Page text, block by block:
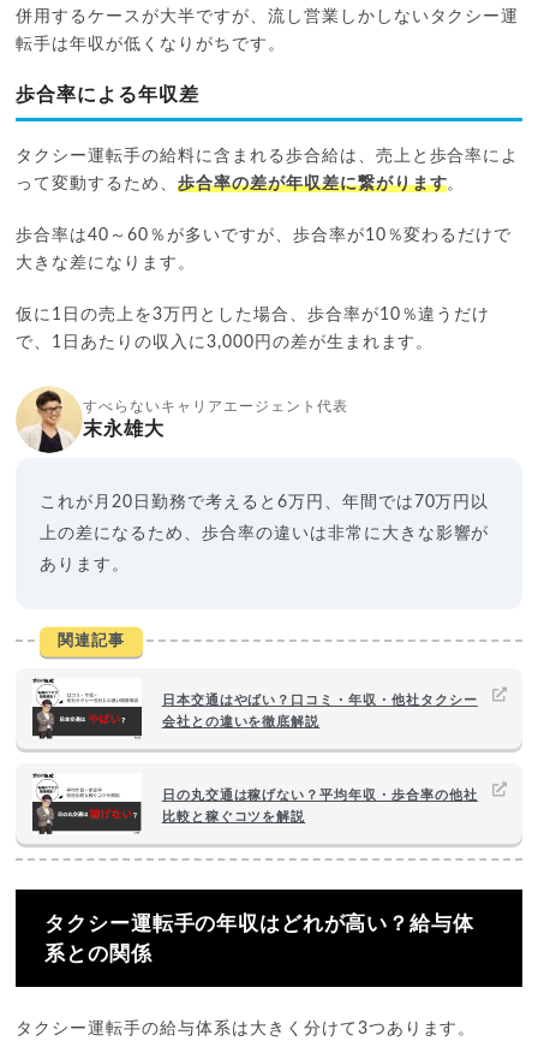
併用するケースが大半ですが、流し営業しかしないタクシー運
転手は年収が低くなりがちです。
歩合率による年収差
タクシー運転手の給料に含まれる歩合給は、売上と歩合率によ
って変動するため、歩合率の差が年収差に繋がります。
歩合率は40～60％が多いですが、歩合率が10％変わるだけで
大きな差になります。
仮に1日の売上を3万円とした場合、歩合率が10％違うだけ
で、1日あたりの収入に3,000円の差が生まれます。
すべらないキャリアエージェント代表
末永雄大
これが月20日勤務で考えると6万円、年間では70万円以
上の差になるため、歩合率の違いは非常に大きな影響が
あります。
関連記事
日本交通はやばい？口コミ・年収・他社タクシー
会社との違いを徹底解説
日の丸交通は稼げない？平均年収・歩合率の他社
比較と稼ぐコツを解説
タクシー運転手の年収はどれが高い？給与体
系との関係
タクシー運転手の給与体系は大きく分けて3つあります。